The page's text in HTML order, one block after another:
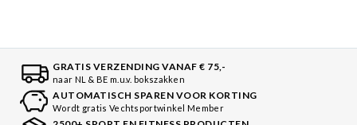
GRATIS VERZENDING VANAF € 75,-
naar NL & BE m.u.v. bokszakken
AUTOMATISCH SPAREN VOOR KORTING
Wordt gratis Vechtsportwinkel Member